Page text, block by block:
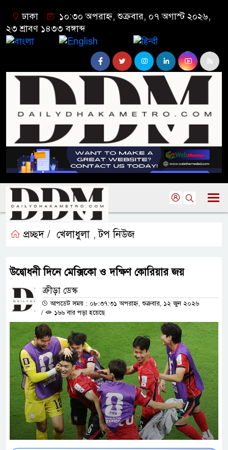
ঢাকা
১০:৩০ অপরাহ্ন, শুক্রবার, ০৭ অগাস্ট ২০২৬,
২৩ শ্রাবণ ১৪৩৩ বঙ্গাব্দ
প্রচ্ছদ / খেলাধুলা ,টপ নিউজ
উদ্বোধনী দিনে মেক্সিকো ও দক্ষিণ কোরিয়ার জয়
ক্রীড়া ডেস্ক
আপডেট সময় : ০৮:৩৭:৩১ অপরাহ্ন, শুক্রবার, ১২ জুন ২০২৬
/
১৬৬ বার পড়া হয়েছে